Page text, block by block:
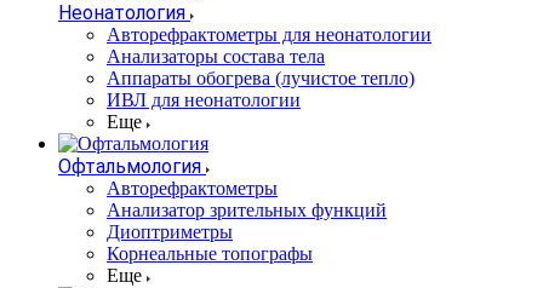
Неонатология
Авторефрактометры для неонатологии
Анализаторы состава тела
Аппараты обогрева (лучистое тепло)
ИВЛ для неонатологии
Еще
Офтальмология
Авторефрактометры
Анализатор зрительных функций
Диоптриметры
Корнеальные топографы
Еще